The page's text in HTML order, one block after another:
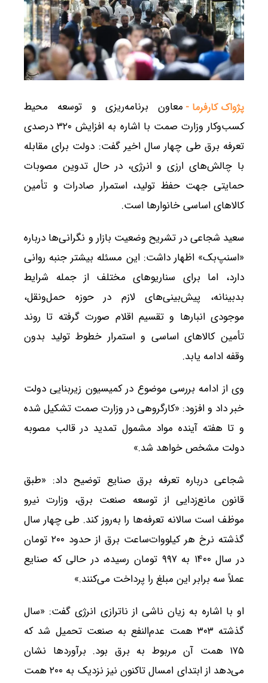
پژواک کارفرما - معاون برنامه‌ریزی و توسعه محیط
کسب‌وکار وزارت صمت با اشاره به افزایش ۳۲۰ درصدی
تعرفه برق طی چهار سال اخیر گفت: دولت برای مقابله
با چالش‌های ارزی و انرژی، در حال تدوین مصوبات
حمایتی جهت حفظ تولید، استمرار صادرات و تأمین
کالاهای اساسی خانوارها است.
سعید شجاعی در تشریح وضعیت بازار و نگرانی‌ها درباره
«اسنپ‌بک» اظهار داشت: این مسئله بیشتر جنبه روانی
دارد، اما برای سناریوهای مختلف از جمله شرایط
بدبینانه، پیش‌بینی‌های لازم در حوزه حمل‌ونقل،
موجودی انبارها و تقسیم اقلام صورت گرفته تا روند
تأمین کالاهای اساسی و استمرار خطوط تولید بدون
وقفه ادامه یابد.
وی از ادامه بررسی موضوع در کمیسیون زیربنایی دولت
خبر داد و افزود: «کارگروهی در وزارت صمت تشکیل شده
و تا هفته آینده مواد مشمول تمدید در قالب مصوبه
دولت مشخص خواهد شد.»
شجاعی درباره تعرفه برق صنایع توضیح داد: «طبق
قانون مانع‌زدایی از توسعه صنعت برق، وزارت نیرو
موظف است سالانه تعرفه‌ها را به‌روز کند. طی چهار سال
گذشته نرخ هر کیلووات‌ساعت برق از حدود ۲۰۰ تومان
در سال ۱۴۰۰ به ۹۹۷ تومان رسیده، در حالی که صنایع
عملاً سه برابر این مبلغ را پرداخت می‌کنند.»
او با اشاره به زیان ناشی از ناترازی انرژی گفت: «سال
گذشته ۳۰۳ همت عدم‌النفع به صنعت تحمیل شد که
۱۷۵ همت آن مربوط به برق بود. برآوردها نشان
می‌دهد از ابتدای امسال تاکنون نیز نزدیک به ۲۰۰ همت